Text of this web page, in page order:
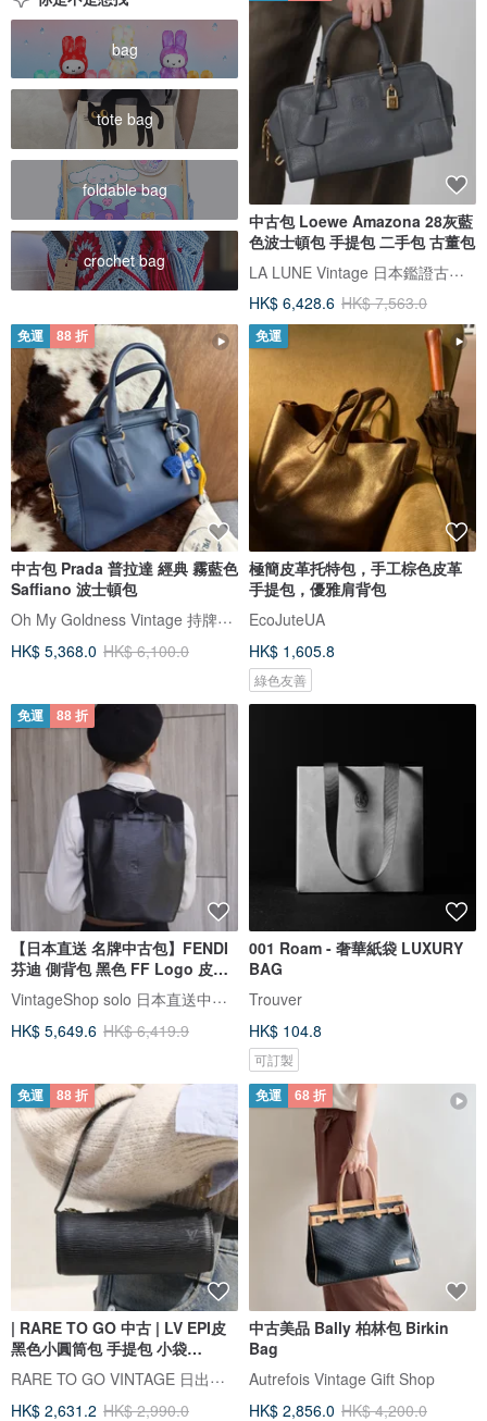
bag
tote bag
foldable bag
crochet bag
中古包 Loewe Amazona 28灰藍
色波士頓包 手提包 二手包 古董包
LA LUNE Vintage 日本鑑證古董品選物店
HK$ 6,428.6 HK$ 7,563.0
免運 88 折
中古包 Prada 普拉達 經典 霧藍色
Saffiano 波士頓包
Oh My Goldness Vintage 持牌鑑定師的中古選物店
HK$ 5,368.0 HK$ 6,100.0
免運
極簡皮革托特包，手工棕色皮革
手提包，優雅肩背包
EcoJuteUA
HK$ 1,605.8
綠色友善
免運 88 折
【日本直送 名牌中古包】FENDI
芬迪 側背包 黑色 FF Logo 皮革
水桶包 vintage 古著 design
76k8ej
VintageShop solo 日本直送中古包專賣店
HK$ 5,649.6 HK$ 6,419.9
001 Roam - 奢華紙袋 LUXURY
BAG
Trouver
HK$ 104.8
可訂製
免運 88 折
| RARE TO GO 中古 | LV EPI皮
黑色小圓筒包 手提包 小袋
VINTAGE
RARE TO GO VINTAGE 日出中古研究所 | 中古名牌選品店
HK$ 2,631.2 HK$ 2,990.0
免運 68 折
中古美品 Bally 柏林包 Birkin
Bag
Autrefois Vintage Gift Shop
HK$ 2,856.0 HK$ 4,200.0